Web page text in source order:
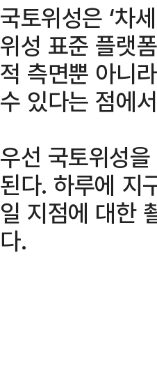
국토위성은 ‘차
위성 표준 플랫
적 측면뿐 아니
수 있다는 점에
우선 국토위성
된다. 하루에 지
일 지점에 대한
다.